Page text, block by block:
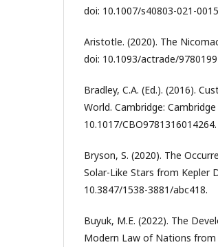
doi: 10.1007/s40803-021-
Aristotle. (2020). The
doi: 10.1093/actrade/
Bradley, C.A. (Ed.). (2016).
World. Cambridge:
10.1017/CBO9781316014264.
Bryson, S. (2020). The
Solar-Like Stars from Kepler
10.3847/1538-3881/abc418.
Buyuk, M.E. (2022). The
Modern Law of Nations